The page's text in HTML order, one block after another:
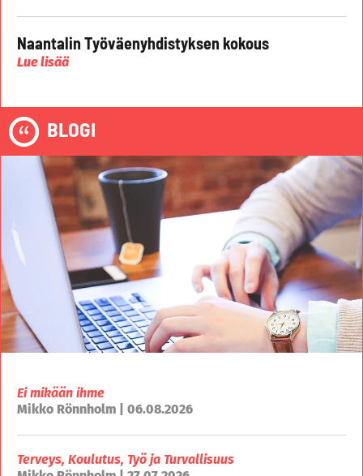
Naantalin Työväenyhdistyksen kokous
Lue lisää
BLOGI
Ei mikään ihme
Mikko Rönnholm | 06.08.2026
Terveys, Koulutus, Työ ja Turvallisuus